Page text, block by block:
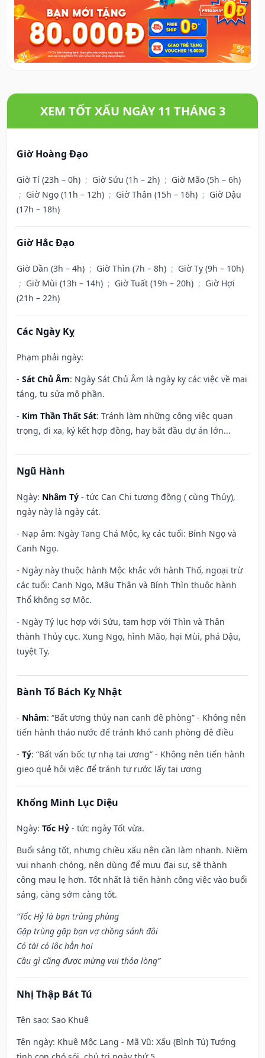
XEM TỐT XẤU NGÀY 11 THÁNG 3
Giờ Hoàng Đạo
Giờ Tí (23h – 0h) ; Giờ Sửu (1h – 2h) ; Giờ Mão (5h – 6h)
; Giờ Ngọ (11h – 12h) ; Giờ Thân (15h – 16h) ; Giờ Dậu
(17h – 18h)
Giờ Hắc Đạo
Giờ Dần (3h – 4h) ; Giờ Thìn (7h – 8h) ; Giờ Tỵ (9h – 10h)
; Giờ Mùi (13h – 14h) ; Giờ Tuất (19h – 20h) ; Giờ Hợi
(21h – 22h)
Các Ngày Kỵ
Phạm phải ngày:
- Sát Chủ Âm: Ngày Sát Chủ Âm là ngày kỵ các việc về mai
táng, tu sửa mộ phần.
- Kim Thần Thất Sát: Tránh làm những công việc quan
trọng, đi xa, ký kết hợp đồng, hay bắt đầu dự án lớn...
Ngũ Hành
Ngày: Nhâm Tý - tức Can Chi tương đồng ( cùng Thủy),
ngày này là ngày cát.
- Nạp âm: Ngày Tang Chá Mộc, kỵ các tuổi: Bính Ngọ và
Canh Ngọ.
- Ngày này thuộc hành Mộc khắc với hành Thổ, ngoại trừ
các tuổi: Canh Ngọ, Mậu Thân và Bính Thìn thuộc hành
Thổ không sợ Mộc.
- Ngày Tý lục hợp với Sửu, tam hợp với Thìn và Thân
thành Thủy cục. Xung Ngọ, hình Mão, hại Mùi, phá Dậu,
tuyệt Tỵ.
Bành Tổ Bách Kỵ Nhật
- Nhâm: “Bất ương thủy nan canh đê phòng” - Không nên
tiến hành tháo nước để tránh khó canh phòng đê điều
- Tý: “Bất vấn bốc tự nhạ tai ương” - Không nên tiến hành
gieo quẻ hỏi việc để tránh tự rước lấy tai ương
Khổng Minh Lục Diệu
Ngày: Tốc Hỷ - tức ngày Tốt vừa.
Buổi sáng tốt, nhưng chiều xấu nên cần làm nhanh. Niềm
vui nhanh chóng, nên dùng để mưu đại sự, sẽ thành
công mau lẹ hơn. Tốt nhất là tiến hành công việc vào buổi
sáng, càng sớm càng tốt.
“Tốc Hỷ là bạn trùng phùng
Gặp trùng gặp bạn vợ chồng sánh đôi
Có tài có lộc hẳn hoi
Cầu gì cũng được mừng vui thỏa lòng”
Nhị Thập Bát Tú
Tên sao: Sao Khuê
Tên ngày: Khuê Mộc Lang - Mã Vũ: Xấu (Bình Tú) Tướng